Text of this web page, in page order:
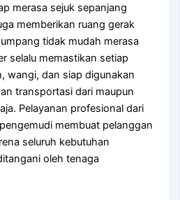
merasa sejuk sepanjang
memberikan ruang gerak
tidak mudah merasa
selalu memastikan setiap
wangi, dan siap digunakan
transportasi dari maupun
Pelayanan profesional dari
membuat pelanggan
seluruh kebutuhan
oleh tenaga